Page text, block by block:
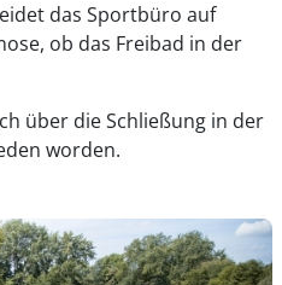
das Sportbüro auf
ob das Freibad in der
über die Schließung in der
worden.